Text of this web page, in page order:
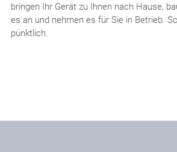
bringen Ihr Gerät zu Ihnen nach Hause,
es an und nehmen es für Sie in Betrieb.
pünktlich.